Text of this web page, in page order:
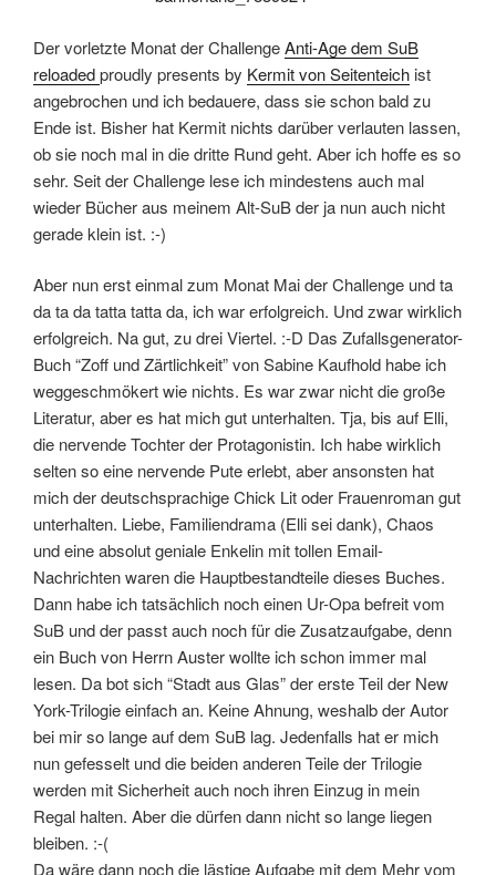
Der vorletzte Monat der ChallengeAnti-Age dem SuB
reloadedproudly presents by Kermit von Seitenteich ist
angebrochen und ich bedauere, dass sie schon bald zu
Ende ist. Bisher hat Kermit nichts darüber verlauten lassen,
ob sie noch mal in die dritte Rund geht. Aber ich hoffe es so
sehr. Seit der Challenge lese ich mindestens auch mal
wieder Bücher aus meinem Alt-SuB der ja nun auch nicht
gerade klein ist. :-)
Aber nun erst einmal zum Monat Mai der Challenge und ta
da ta da tatta tatta da, ich war erfolgreich. Und zwar wirklich
erfolgreich. Na gut, zu drei Viertel. :-D Das Zufallsgenerator-
Buch “Zoff und Zärtlichkeit” von Sabine Kaufhold habe ich
weggeschmökert wie nichts. Es war zwar nicht die große
Literatur, aber es hat mich gut unterhalten. Tja, bis auf Elli,
die nervende Tochter der Protagonistin. Ich habe wirklich
selten so eine nervende Pute erlebt, aber ansonsten hat
mich der deutschsprachige Chick Lit oder Frauenroman gut
unterhalten. Liebe, Familiendrama (Elli sei dank), Chaos
und eine absolut geniale Enkelin mit tollen Email-
Nachrichten waren die Hauptbestandteile dieses Buches.
Dann habe ich tatsächlich noch einen Ur-Opa befreit vom
SuB und der passt auch noch für die Zusatzaufgabe, denn
ein Buch von Herrn Auster wollte ich schon immer mal
lesen. Da bot sich “Stadt aus Glas” der erste Teil der New
York-Trilogie einfach an. Keine Ahnung, weshalb der Autor
bei mir so lange auf dem SuB lag. Jedenfalls hat er mich
nun gefesselt und die beiden anderen Teile der Trilogie
werden mit Sicherheit auch noch ihren Einzug in mein
Regal halten. Aber die dürfen dann nicht so lange liegen
bleiben. :-(
Da wäre dann noch die lästige Aufgabe mit dem Mehr vom